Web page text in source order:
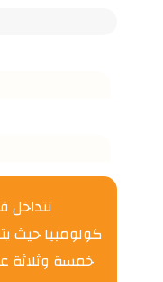
تتداخل
كولومبيا حيث
خمسة وثلاثة